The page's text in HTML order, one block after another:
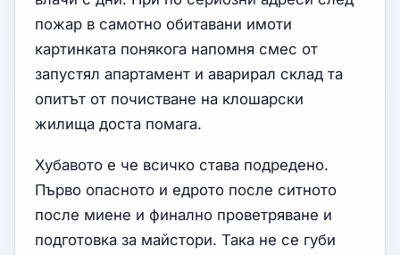
пожар в самотно обитавани имоти
картинката понякога напомня смес от
запустял апартамент и аварирал склад та
опитът от почистване на клошарски
жилища доста помага.
Хубавото е че всичко става подредено.
Първо опасното и едрото после ситното
после миене и финално проветряване и
подготовка за майстори. Така не се губи